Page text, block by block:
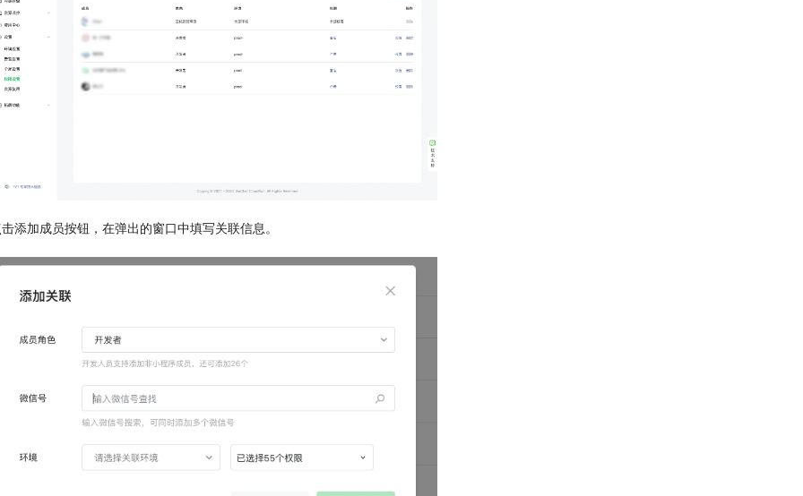
添加成员按钮，在弹出的窗口中填写关联信息。